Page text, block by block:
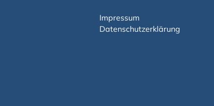
Impressum
Datenschutzerklärung